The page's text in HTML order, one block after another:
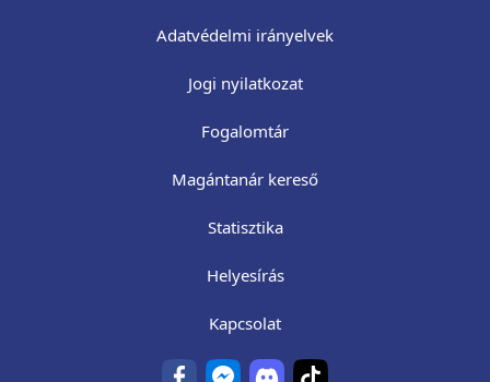
Adatvédelmi irányelvek
Jogi nyilatkozat
Fogalomtár
Magántanár kereső
Statisztika
Helyesírás
Kapcsolat